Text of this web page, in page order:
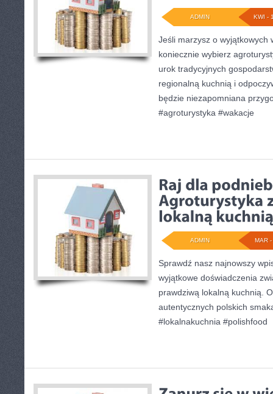
KWI -
ADMIN
Jeśli marzysz o wyjątkowych
koniecznie wybierz
urok tradycyjnych
regionalną kuchnią i
będzie niezapomniana
#agroturystyka #wakacje
MAR
ADMIN
Sprawdź nasz najnowszy
wyjątkowe doświadczenia
prawdziwą lokalną kuchnią.
autentycznych polskich
#lokalnakuchnia #polishfood